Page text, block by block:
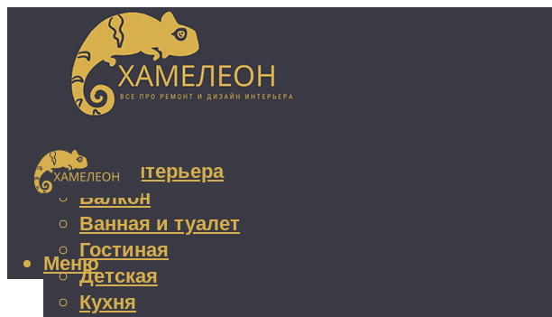
Дизайн интерьера
Балкон
Ванная и туалет
Гостиная
Детская
Кухня
Меню